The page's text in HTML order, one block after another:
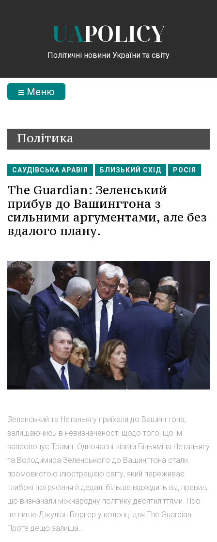
UAPOLICY
Політичні новини України та світу
Меню
Політика
САУДІВСЬКА АРАВІЯ БЛИЗЬКИЙ СХІД РОСІЯ
The Guardian: Зеленський
прибув до Вашингтона з
сильними аргументами, але без
вдалого плану.
Зеленський та Нетаньягу приїхали до Вашингтона,
залишаючись в невизначеності щодо того, що їм
запропонує Трамп. Одночасні візити Біньяміна Нетаньягу
та Володимира Зеленського до Вашингтона стали
промовистою ілюстрацією світу, який переживає
глибокі потрясіння й дедалі більше відходить від правил,
що визначали міжнародну політику десятиліттями. Про
це пише Джуліан Боргер у колонці для The Guardian.
Проте дещо залиша...